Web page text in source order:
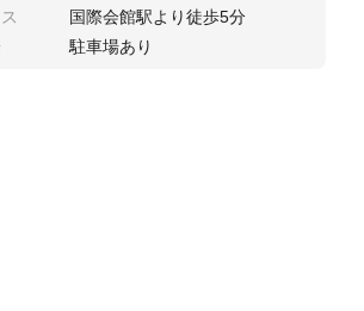
国際会館駅より徒歩5分
駐車場あり